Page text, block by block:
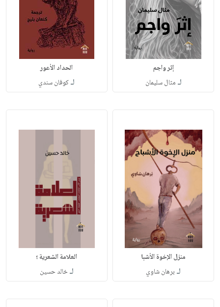
إثر واجم
لـ مثال سليمان
الحداد الأعور
لـكوفان سندي
منزل الإخوة الأشبا
لـ برهان شاوي
العلامة الشعرية ؛
لـخالد حسين